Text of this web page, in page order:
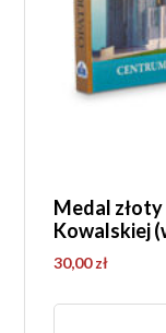
Medal
Kowalskiej
30,00zł